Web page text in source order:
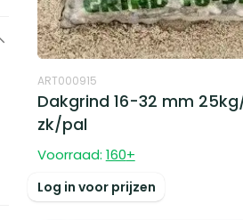
ART000915
Dakgrind 16-32 mm
zk/pal
Voorraad: 160+
Log in voor prijzen